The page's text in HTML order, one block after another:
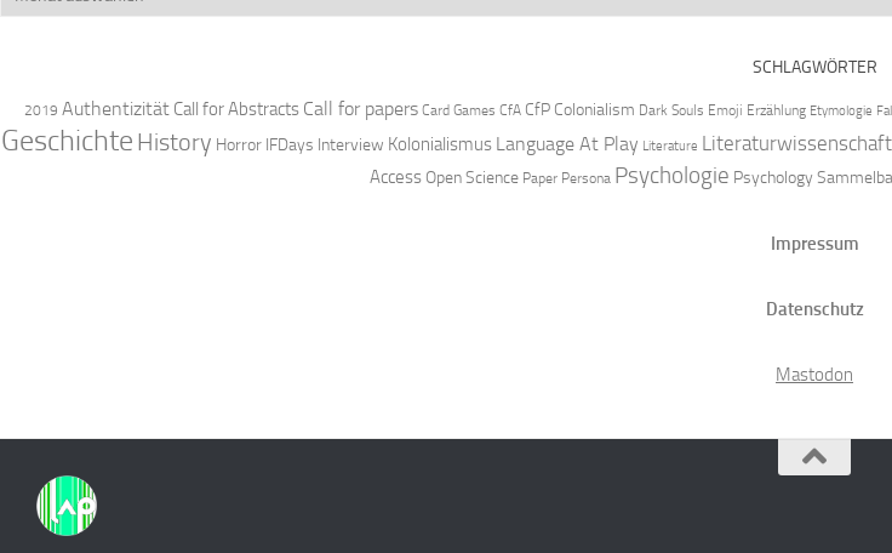
SCHLAGWÖRTER
2019 Authentizität Call for Abstracts Call for papers Card Games CfA CfP Colonialism Dark Souls Emoji Erzählung Etymologie
Geschichte History Horror IFDays Interview Kolonialismus Language At Play Literature Literaturwissenschaft
Access Open Science Paper Persona Psychologie Psychology
Impressum
Datenschutz
Mastodon